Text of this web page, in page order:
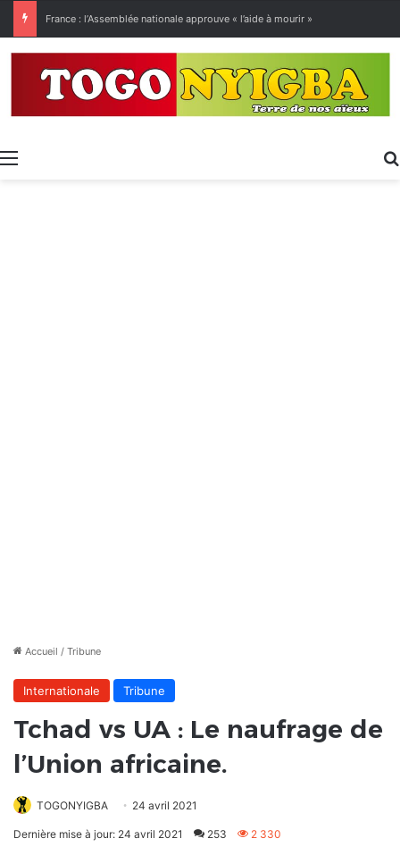
Menu
Accueil / Tribune
Internationale Tribune
Tchad vs UA : Le naufrage de
l’Union africaine.
TOGONYIGBA 24 avril 2021
Dernière mise à jour: 24 avril 2021 253 2 330